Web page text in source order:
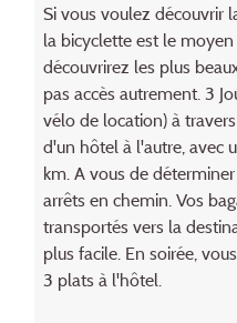
Si vous voulez découvrir
la bicyclette est le
découvrirez les plus
pas accès autrement. 3
vélo de location) à travers
d'un hôtel à l'autre, avec
km. A vous de
arrêts en chemin. Vos
transportés vers la
plus facile. En soirée,
3 plats à l'hôtel.